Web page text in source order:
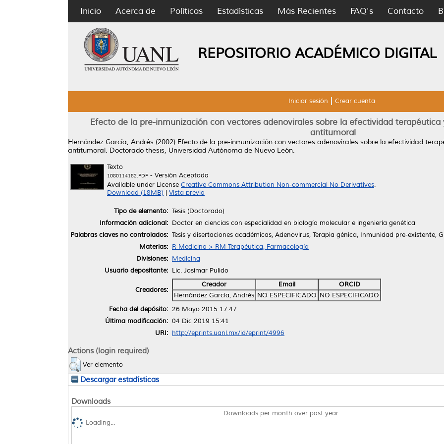
Inicio Acerca de Políticas Estadísticas Más Recientes FAQ's Contacto
REPOSITORIO ACADÉMICO DIGITAL
Iniciar sesión Crear cuenta
Efecto de la pre-inmunización con vectores adenovirales sobre la efectividad
antitumoral
Hernández García, Andrés (2002) Efecto de la pre-inmunización con vectores adenovirales sobre la efectividad
antitumoral. Doctorado thesis, Universidad Autónoma de Nuevo León.
Texto
1080114182.PDF - Versión Aceptada
Available under License Creative Commons Attribution Non-commercial No Derivatives.
Download (18MB)
Vista previa
Tipo de elemento: Tesis (Doctorado)
Información adicional: Doctor en ciencias con especialidad en biología molecular e ingeniería genética
Palabras claves no controlados: Tesis y disertaciones académicas, Adenovirus, Terapia génica, Inmunidad pre-existente,
Materias: R Medicina > RM Terapéutica, Farmacología
Divisiones: Medicina
Usuario depositante: Lic. Josimar Pulido
Creadores:
Creador Email
ORCID
Hernández García, Andrés NO ESPECIFICADO NO ESPECIFICADO
Fecha del depósito: 26 Mayo 2015 17:47
Última modificación: 04 Dic 2019 15:41
URI: http://eprints.uanl.mx/id/eprint/4996
Actions (login required)
Ver elemento
Descargar estadísticas
Downloads
Downloads per month over past year
Loading...